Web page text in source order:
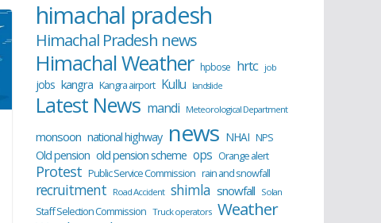
himachal pradesh
Himachal Pradesh news
Himachal Weather hpbose hrtc job
jobs kangra Kangra airport Kullu landslide
Latest News mandi Meteorological Department
monsoon national highway news NHAI NPS
Old pension old pension scheme ops Orange alert
Protest Public Service Commission rain and snowfall
recruitment Road Accident shimla snowfall Solan
Staff Selection Commission Truck operators Weather